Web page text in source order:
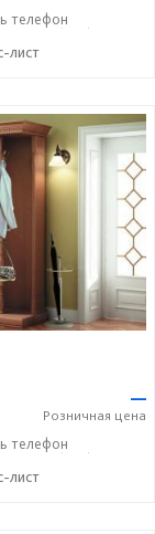
☎+7 (928) 158-33-84
телефон
лист
—
Розничная цена
☎+7 (928) 158-33-84
телефон
лист